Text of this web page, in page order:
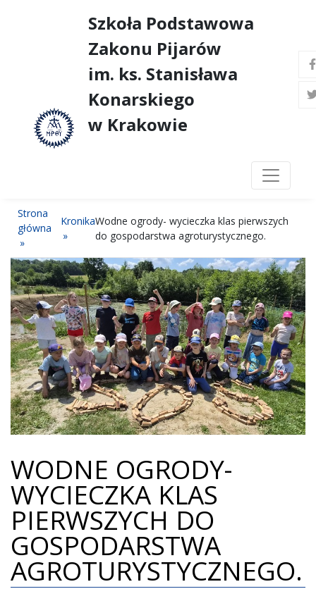
Szkoła Podstawowa
Zakonu Pijarów
im. ks. Stanisława
Konarskiego
w Krakowie
Strona
główna
KronikaWodne ogrody- wycieczka klas pierwszych
do gospodarstwa agroturystycznego.
WODNE OGRODY-
WYCIECZKA KLAS
PIERWSZYCH DO
GOSPODARSTWA
AGROTURYSTYCZNEGO.